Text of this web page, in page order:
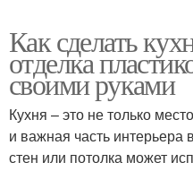
Как сделать
отделка
своими руками
Кухня – это не только
и важная часть
стен или потолка может